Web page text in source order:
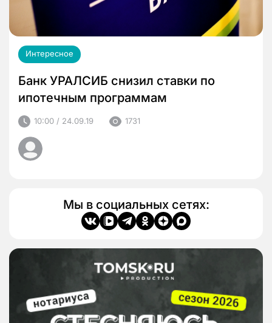
Интересное
Банк УРАЛСИБ снизил ставки по
ипотечным программам
10:00 / 24.09.19 1731
Мы в социальных сетях: